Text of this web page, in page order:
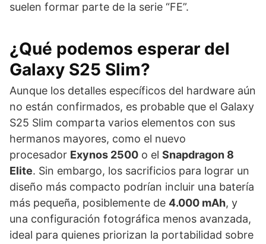
suelen formar parte de la serie “FE”.
¿Qué podemos esperar del
Galaxy S25 Slim?
Aunque los detalles específicos del hardware aún
no están confirmados, es probable que el Galaxy
S25 Slim comparta varios elementos con sus
hermanos mayores, como el nuevo
procesador Exynos 2500 o el Snapdragon 8
Elite. Sin embargo, los sacrificios para lograr un
diseño más compacto podrían incluir una batería
más pequeña, posiblemente de 4.000 mAh, y
una configuración fotográfica menos avanzada,
ideal para quienes priorizan la portabilidad sobre